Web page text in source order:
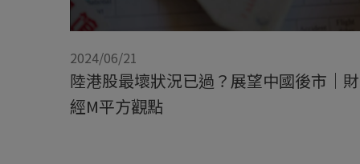
2024/06/21
陸港股最壞狀況已過？展望中國後市｜財
經M平方觀點